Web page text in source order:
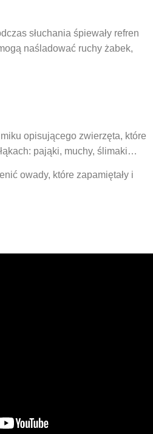
słuchania śpiewały refren
naśladować ruchy żabek,
opisującego zwierzęta, które
pająki, muchy, ślimaki…
owady, które zapamiętały i